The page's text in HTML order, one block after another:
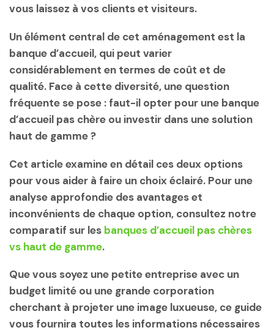
vous laissez à vos clients et visiteurs.
Un élément central de cet aménagement est la
banque d’accueil, qui peut varier
considérablement en termes de coût et de
qualité. Face à cette diversité, une question
fréquente se pose : faut-il opter pour une banque
d’accueil pas chère ou investir dans une solution
haut de gamme ?
Cet article examine en détail ces deux options
pour vous aider à faire un choix éclairé. Pour une
analyse approfondie des avantages et
inconvénients de chaque option, consultez notre
comparatif sur les banques d’accueil pas chères
vs haut de gamme.
Que vous soyez une petite entreprise avec un
budget limité ou une grande corporation
cherchant à projeter une image luxueuse, ce guide
vous fournira toutes les informations nécessaires